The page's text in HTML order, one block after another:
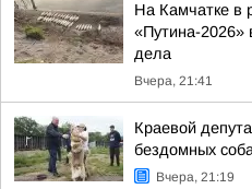
На Камчатке в
«Путина-2026»
дела
Вчера, 21:41
Краевой
бездомных
Вчера, 21:19